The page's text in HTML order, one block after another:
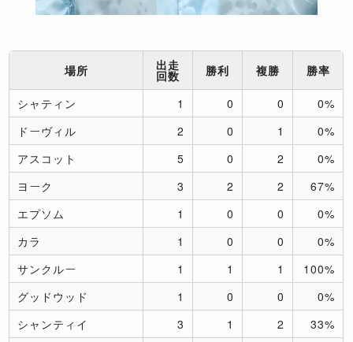
場所 出走
回数 勝利 複勝 勝率
シャティン 1 0 0
0%
ドーヴィル
2 0 1
0%
アスコット
5 0 2
0%
ヨーク
3 2 2
67%
エプソム
1 0 0
0%
カラ
1 0 0
0%
サンクルー
1 1 1
100%
グッドウッド
1 0 0
0%
シャンティイ
3 1 2
33%